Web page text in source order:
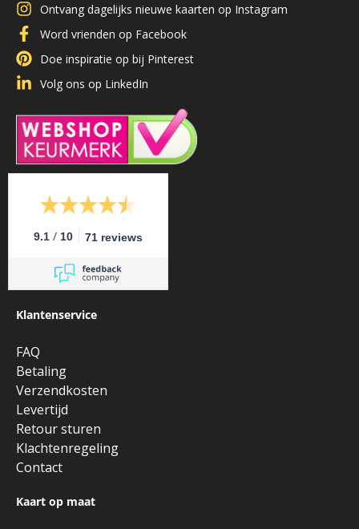
Ontvang dagelijks nieuwe kaarten op Instagram
Word vrienden op Facebook
Doe inspiratie op bij Pinterest
Volg ons op LinkedIn
9.1 / 10 71 reviews
Klantenservice
FAQ
Betaling
Verzendkosten
Levertijd
Retour sturen
Klachtenregeling
Contact
Kaart op maat